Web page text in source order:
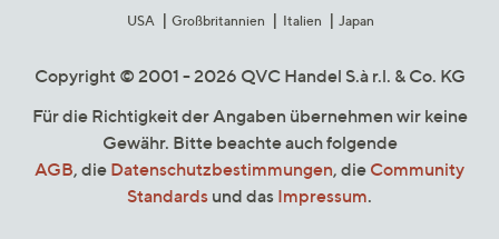
USA
Großbritannien Italien Japan
Copyright © 2001 - 2026 QVC Handel S.à r.l. & Co. KG
Für die Richtigkeit der Angaben übernehmen wir keine
Gewähr. Bitte beachte auch folgende
AGB, die Datenschutzbestimmungen, die Community
Standards und das Impressum.